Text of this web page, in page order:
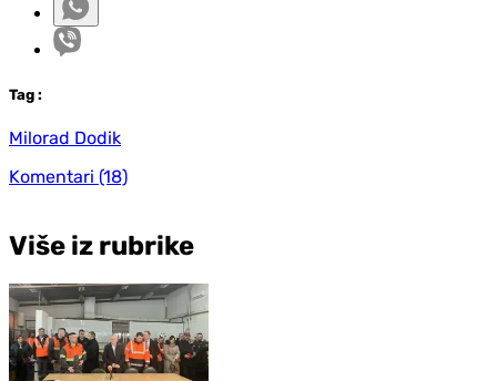
Tag :
Milorad Dodik
Komentari (18)
Više iz rubrike